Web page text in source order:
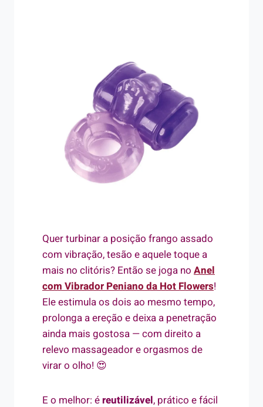
Quer turbinar a posição frango assado
com vibração, tesão e aquele toque a
mais no clitóris? Então se joga no Anel
com Vibrador Peniano da Hot Flowers!
Ele estimula os dois ao mesmo tempo,
prolonga a ereção e deixa a penetração
ainda mais gostosa — com direito a
relevo massageador e orgasmos de
virar o olho! 😍
E o melhor: éreutilizável, prático e fácil